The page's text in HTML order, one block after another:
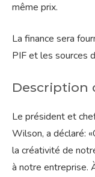
même prix.
La finance sera
PIF et les sources
Description
Le président et
Wilson, a déclaré:
la créativité de
à notre entreprise.